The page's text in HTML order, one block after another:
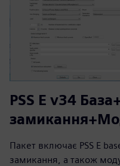
PSS E v34
Пакет включає PSS E
замикання, а також